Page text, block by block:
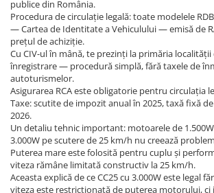
publice din România.
Procedura de circulație legală: toate modelele
— Cartea de Identitate a Vehiculului — emisă de
prețul de achiziție.
Cu CIV-ul în mână, te prezinți la primăria
înregistrare — procedură simplă, fără taxele de
autoturismelor.
Asigurarea RCA este obligatorie pentru circulația
Taxe: scutite de impozit anual în 2025, taxă fixă
2026.
Un detaliu tehnic important: motoarele de
3.000W pe scutere de 25 km/h nu creează
Puterea mare este folosită pentru cuplu și
viteza rămâne limitată constructiv la 25 km/h.
Aceasta explică de ce CC25 cu 3.000W este legal
viteza este restricționată de puterea motorului, ci